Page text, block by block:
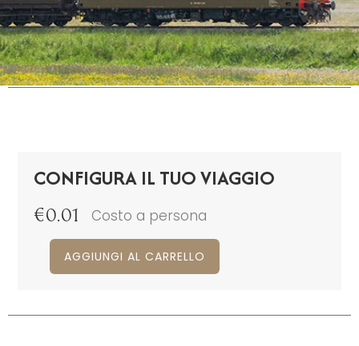
CONFIGURA IL TUO VIAGGIO
€0.01 Costo a persona
AGGIUNGI AL CARRELLO